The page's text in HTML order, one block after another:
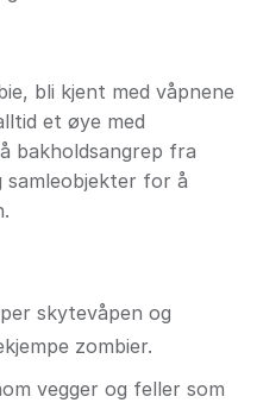
bli kjent med våpnene
et øye med
bakholdsangrep fra
samleobjekter for å
skytevåpen og
zombier.
vegger og feller som